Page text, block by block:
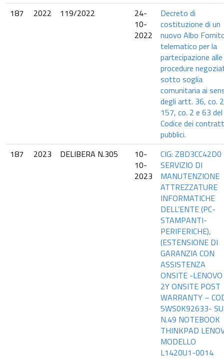
187
2022 119/2022
24-
10-
2022
Decreto di
costituzione di un
nuovo Albo
telematico per la
partecipazione alle
procedure
sotto soglia
comunitaria ai
degli artt. 36, co.
157, co. 2 e 63 del
Codice dei
pubblici.
187
2023 DELIBERA N.305
10-
10-
2023
CIG: ZBD3CC42D0
SERVIZIO DI
MANUTENZIONE
ATTREZZATURE
INFORMATICHE
DELL’ENTE (PC-
STAMPANTI-
PERIFERICHE),
(ESTENSIONE DI
GARANZIA CON
ASSISTENZA
ONSITE -LENOVO
2Y ONSITE POST
WARRANTY –
5WS0K92633- SU
N.49 NOTEBOOK
THINKPAD
MODELLO
L1420U1-0014